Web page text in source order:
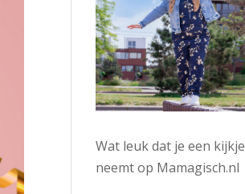
Wat leuk dat je een kijkje
neemt op Mamagisch.nl